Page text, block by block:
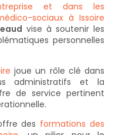
et dans les
sociaux à Issoire
vise à soutenir les
personnelles
joue un rôle clé dans
administratifs et la
de service pertinent
des formations des